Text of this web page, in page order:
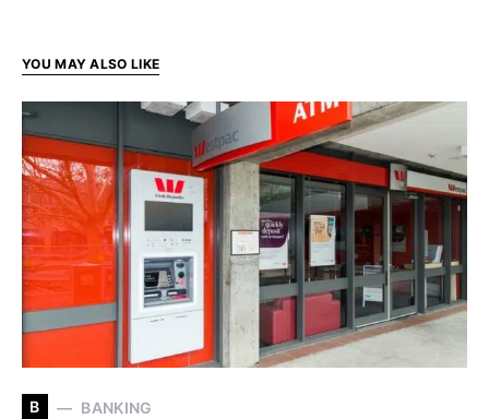
YOU MAY ALSO LIKE
B BANKING